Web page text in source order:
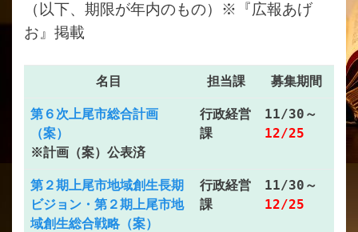
（以下、期限が年内のもの）※『広報あげ
お』掲載
名目 担当課 募集期間
第６次上尾市総合計画
（案）
※計画（案）公表済
行政経営
課
11/30～
12/25
第２期上尾市地域創生長期
ビジョン・第２期上尾市地
域創生総合戦略（案）
行政経営
課
11/30～
12/25